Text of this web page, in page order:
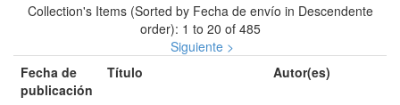
Collection's Items (Sorted by Fecha de envío in Descendente
order): 1 to 20 of 485
Siguiente >
Fecha de
publicación
Título Autor(es)